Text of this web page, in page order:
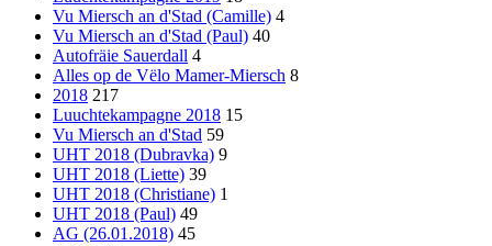
Vu Miersch an d'Stad (Camille) 4
Vu Miersch an d'Stad (Paul) 40
Autofräie Sauerdall 4
Alles op de Vëlo Mamer-Miersch 8
2018 217
Luuchtekampagne 2018 15
Vu Miersch an d'Stad 59
UHT 2018 (Dubravka) 9
UHT 2018 (Liette) 39
UHT 2018 (Christiane) 1
UHT 2018 (Paul) 49
AG (26.01.2018) 45